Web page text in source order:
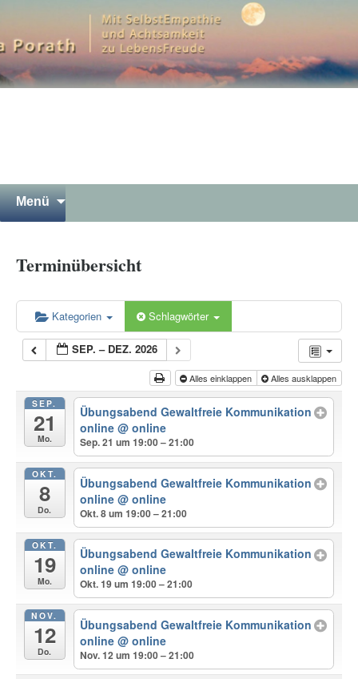
Petra Porath – Bergwandern
Luna Yoga Gewaltfreie
Mit SelbstEmpathie und Achtsamkeit zu
LebensFreude
Menü
zum
Terminübersicht
Kategorien Schlagwörter
SEP. – DEZ. 2026
Alles einklappen Alles ausklappen
SEP.
21
Mo.
Übungsabend Gewaltfreie Kommunikation
online@ online
Sep. 21 um 19:00 – 21:00
OKT.
8
Do.
Übungsabend Gewaltfreie Kommunikation
online@ online
Okt. 8 um 19:00 – 21:00
OKT.
19
Mo.
Übungsabend Gewaltfreie Kommunikation
online@ online
Okt. 19 um 19:00 – 21:00
NOV.
12
Do.
Übungsabend Gewaltfreie Kommunikation
online@ online
Nov. 12 um 19:00 – 21:00